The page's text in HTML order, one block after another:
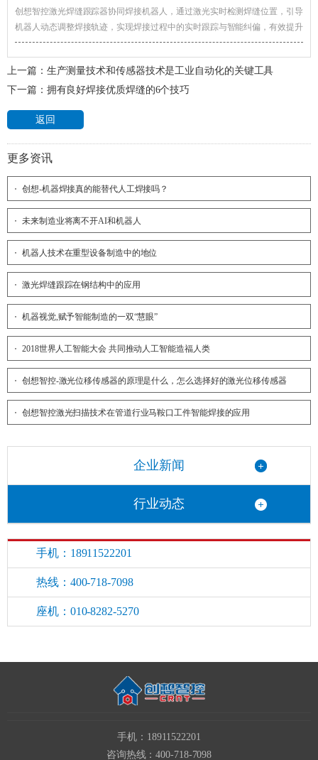
踪与智能纠偏
创想智控激光焊缝跟踪器协同焊接机器人，通过激光实时检测焊缝位置，引导
机器人动态调整焊接轨迹，实现焊接过程中的实时跟踪与智能纠偏，有效提升
浮箱焊接自动化水平。
上一篇： 生产测量技术和传感器技术是工业自动化的关键工具
下一篇： 拥有良好焊接优质焊缝的6个技巧
返回
更多资讯
创想-机器焊接真的能替代人工焊接吗？
未来制造业将离不开AI和机器人
机器人技术在重型设备制造中的地位
激光焊缝跟踪在钢结构中的应用
机器视觉,赋予智能制造的一双“慧眼”
2018世界人工智能大会 共同推动人工智能造福人类
创想智控-激光位移传感器的原理是什么，怎么选择好的激光位移传感器
创想智控激光扫描技术在管道行业马鞍口工件智能焊接的应用
企业新闻
行业动态
手机：18911522201
热线：400-718-7098
座机：010-8282-5270
手机：18911522201
咨询热线：400-718-7098